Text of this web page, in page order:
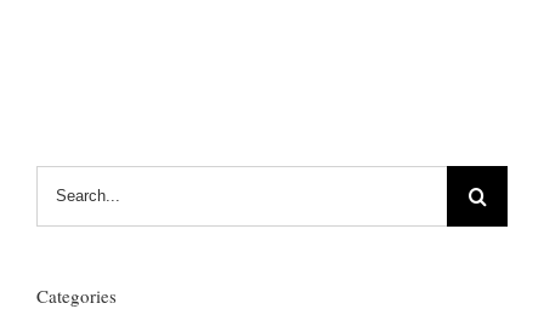
Categories